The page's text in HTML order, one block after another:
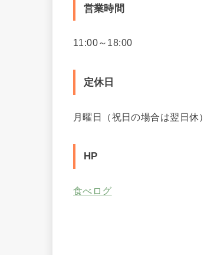
営業時間
11:00～18:00
定休日
月曜日（祝日の場合は翌日休）
HP
食べログ